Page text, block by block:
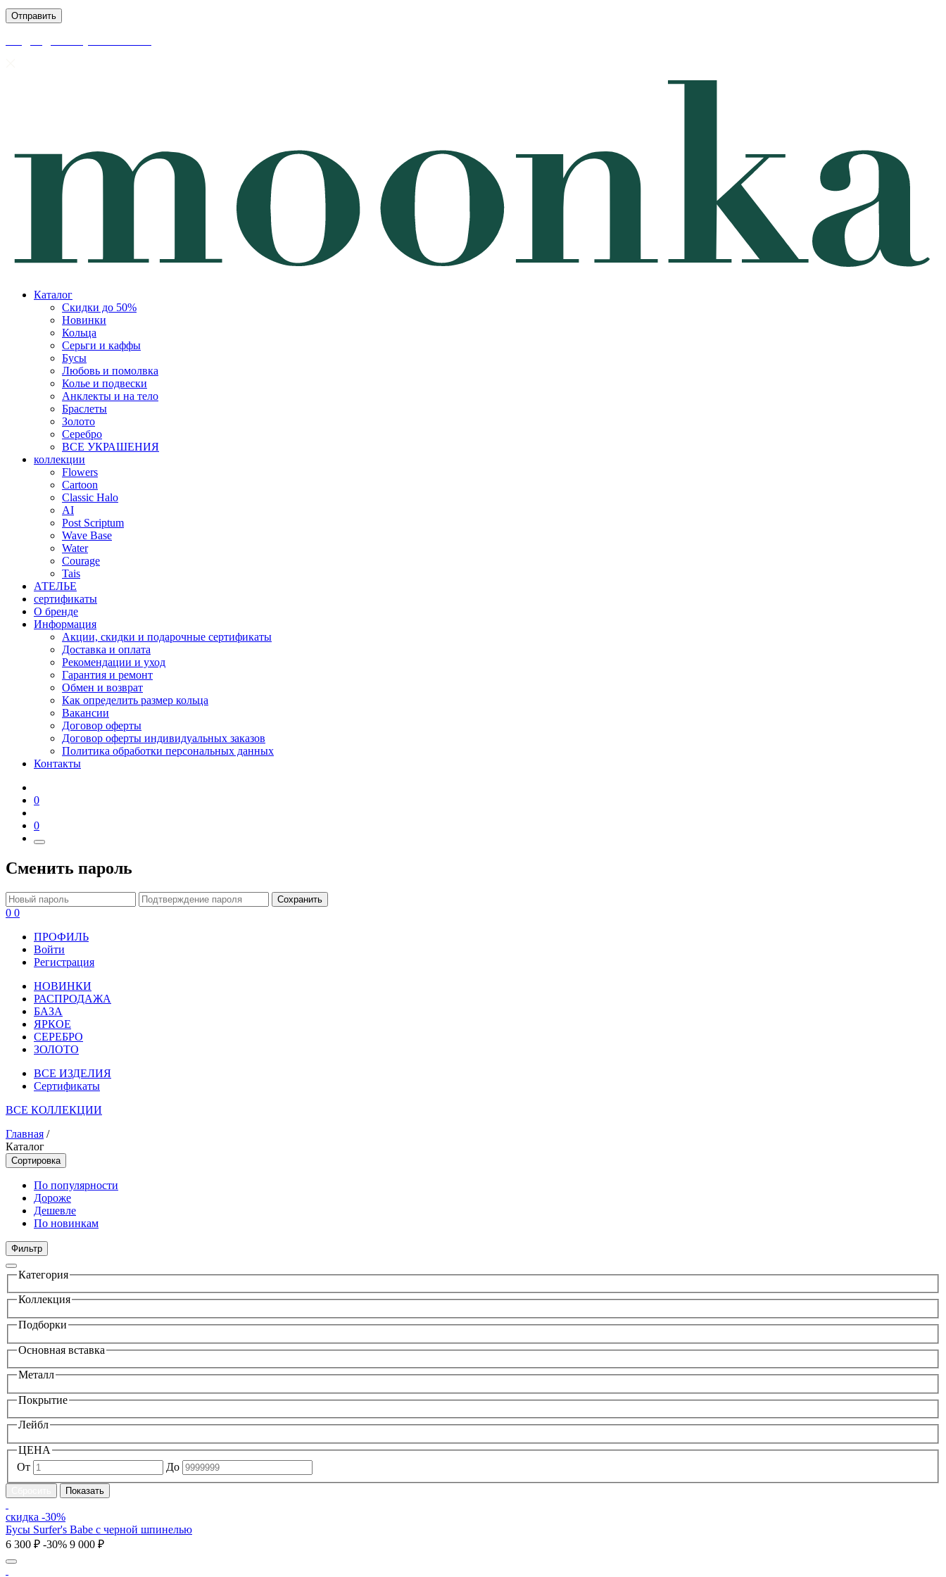
Каталог
Скидки до 50%
Новинки
Кольца
Серьги и каффы
Бусы
Любовь и помолвка
Колье и подвески
Анклекты и на тело
Браслеты
Золото
Серебро
ВСЕ УКРАШЕНИЯ
коллекции
Flowers
Cartoon
Classic Halo
AI
Post Scriptum
Wave Base
Water
Courage
Tais
АТЕЛЬЕ
сертификаты
О бренде
Информация
Акции, скидки и подарочные сертификаты
Доставка и оплата
Рекомендации и уход
Гарантия и ремонт
Обмен и возврат
Как определить размер кольца
Вакансии
Договор оферты
Договор оферты индивидуальных заказов
Политика обработки персональных данных
Контакты
0
0
Сменить пароль
Сохранить
0 0
ПРОФИЛЬ
Войти
Регистрация
НОВИНКИ
РАСПРОДАЖА
БАЗА
ЯРКОЕ
СЕРЕБРО
ЗОЛОТО
ВСЕ ИЗДЕЛИЯ
Сертификаты
ВСЕ КОЛЛЕКЦИИ
Главная /
Каталог
Сортировка
По популярности
Дороже
Дешевле
По новинкам
Фильтр
Категория
Коллекция
Подборки
Основная вставка
Металл
Покрытие
Лейбл
ЦЕНА
От
До
скидка -30%
Бусы Surfer's Babe с черной шпинелью
6 300 ₽ -30% 9 000 ₽